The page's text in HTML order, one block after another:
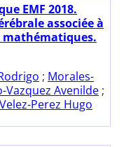
EMF 2018.
associée à
mathématiques.
; Morales-
Vazquez Avenilde ;
Velez-Perez Hugo